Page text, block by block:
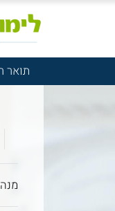
תואר